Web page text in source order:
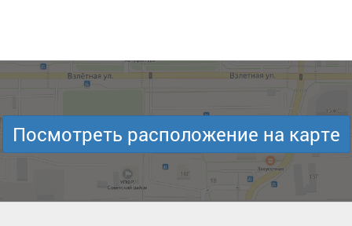
Посмотреть расположение на карте